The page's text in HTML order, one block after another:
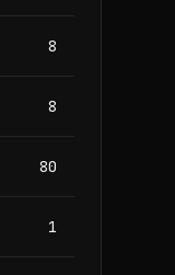
8
8
80
1